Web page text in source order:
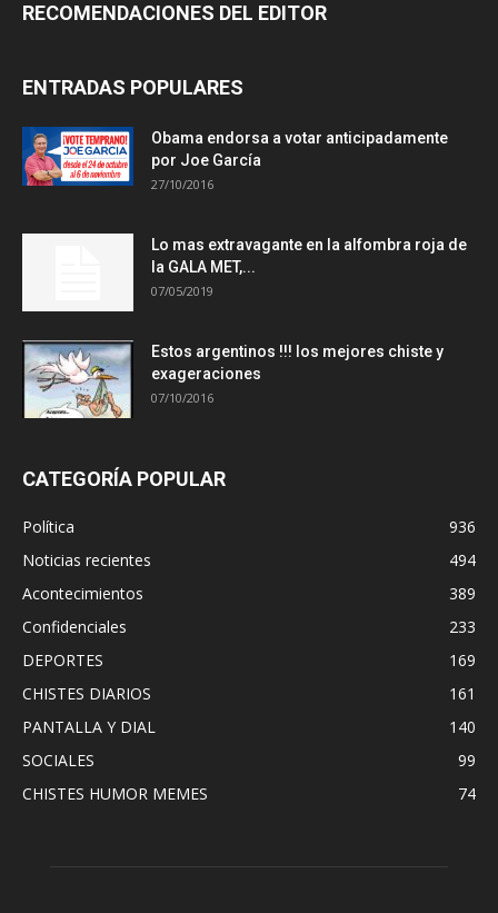
RECOMENDACIONES DEL EDITOR
ENTRADAS POPULARES
Obama endorsa a votar anticipadamente
por Joe García
27/10/2016
Lo mas extravagante en la alfombra roja de
la GALA MET,...
07/05/2019
Estos argentinos !!! los mejores chiste y
exageraciones
07/10/2016
CATEGORÍA POPULAR
Política
936
Noticias recientes
494
Acontecimientos
389
Confidenciales
233
DEPORTES
169
CHISTES DIARIOS
161
PANTALLA Y DIAL
140
SOCIALES
99
CHISTES HUMOR MEMES
74